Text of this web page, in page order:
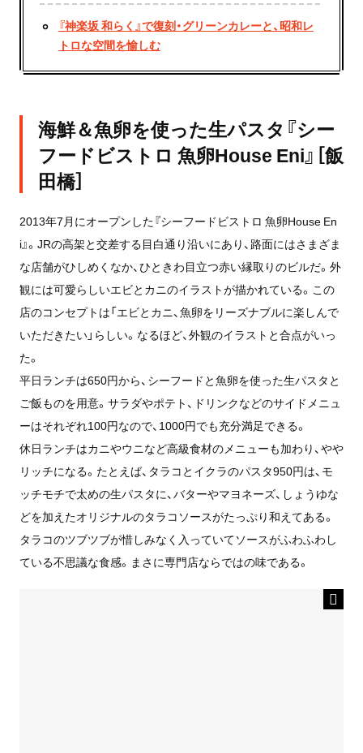
『神楽坂 和らく』で復刻・グリーンカレーと、昭和レ
トロな空間を愉しむ
海鮮＆魚卵を使った生パスタ『シー
フードビストロ 魚卵House Eni』［飯
田橋］
2013年7月にオープンした『シーフードビストロ 魚卵House En
i』。JRの高架と交差する目白通り沿いにあり、路面にはさまざま
な店舗がひしめくなか、ひときわ目立つ赤い縁取りのビルだ。外
観には可愛らしいエビとカニのイラストが描かれている。この
店のコンセプトは「エビとカニ、魚卵をリーズナブルに楽しんで
いただきたい」らしい。なるほど、外観のイラストと合点がいっ
た。
平日ランチは650円から、シーフードと魚卵を使った生パスタと
ご飯ものを用意。サラダやポテト、ドリンクなどのサイドメニュ
ーはそれぞれ100円なので、1000円でも充分満足できる。
休日ランチはカニやウニなど高級食材のメニューも加わり、やや
リッチになる。たとえば、タラコとイクラのパスタ950円は、モ
ッチモチで太めの生パスタに、バターやマヨネーズ、しょうゆな
どを加えたオリジナルのタラコソースがたっぷり和えてある。
タラコのツブツブが惜しみなく入っていてソースがふわふわし
ている不思議な食感。まさに専門店ならではの味である。